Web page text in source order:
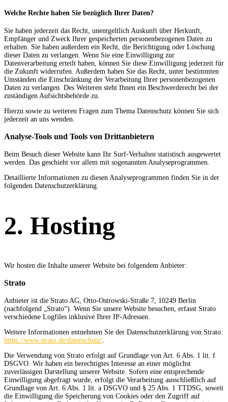
Welche Rechte haben Sie bezüglich Ihrer Daten?
Sie haben jederzeit das Recht, unentgeltlich Auskunft über Herkunft,
Empfänger und Zweck Ihrer gespeicherten personenbezogenen Daten zu
erhalten. Sie haben außerdem ein Recht, die Berichtigung oder Löschung
dieser Daten zu verlangen. Wenn Sie eine Einwilligung zur
Datenverarbeitung erteilt haben, können Sie diese Einwilligung jederzeit für
die Zukunft widerrufen. Außerdem haben Sie das Recht, unter bestimmten
Umständen die Einschränkung der Verarbeitung Ihrer personenbezogenen
Daten zu verlangen. Des Weiteren steht Ihnen ein Beschwerderecht bei der
zuständigen Aufsichtsbehörde zu.
Hierzu sowie zu weiteren Fragen zum Thema Datenschutz können Sie sich
jederzeit an uns wenden.
Analyse-Tools und Tools von Dritt­anbietern
Beim Besuch dieser Website kann Ihr Surf-Verhalten statistisch ausgewertet
werden. Das geschieht vor allem mit sogenannten Analyseprogrammen.
Detaillierte Informationen zu diesen Analyseprogrammen finden Sie in der
folgenden Datenschutzerklärung.
2. Hosting
Wir hosten die Inhalte unserer Website bei folgendem Anbieter:
Strato
Anbieter ist die Strato AG, Otto-Ostrowski-Straße 7, 10249 Berlin
(nachfolgend „Strato“). Wenn Sie unsere Website besuchen, erfasst Strato
verschiedene Logfiles inklusive Ihrer IP-Adressen.
Weitere Informationen entnehmen Sie der Datenschutzerklärung von Strato:
https://www.strato.de/datenschutz/
Die Verwendung von Strato erfolgt auf Grundlage von Art. 6 Abs. 1 lit. f
DSGVO. Wir haben ein berechtigtes Interesse an einer möglichst
zuverlässigen Darstellung unserer Website. Sofern eine entsprechende
Einwilligung abgefragt wurde, erfolgt die Verarbeitung ausschließlich auf
Grundlage von Art. 6 Abs. 1 lit. a DSGVO und § 25 Abs. 1 TTDSG, soweit
die Einwilligung die Speicherung von Cookies oder den Zugriff auf